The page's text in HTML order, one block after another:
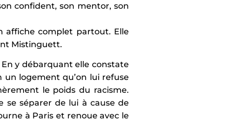
confident, son mentor, son
affiche complet partout. Elle
Mistinguett.
En y débarquant elle constate
un logement qu’on lui refuse
le poids du racisme.
se séparer de lui à cause de
à Paris et renoue avec le